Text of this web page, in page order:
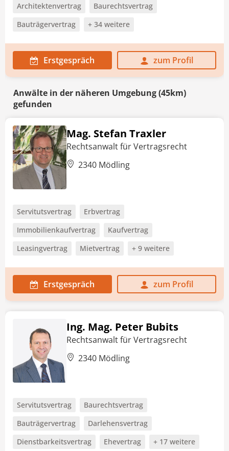
Architektenvertrag
Baurechtsvertrag
Bauträgervertrag
+ 34 weitere
Erstgespräch zum Profil
Anwälte in der näheren Umgebung (45km)
gefunden
Mag. Stefan Traxler
Rechtsanwalt für Vertragsrecht
2340 Mödling
Servitutsvertrag
Erbvertrag
Immobilienkaufvertrag
Kaufvertrag
Leasingvertrag
Mietvertrag + 9 weitere
Erstgespräch zum Profil
Ing. Mag. Peter Bubits
Rechtsanwalt für Vertragsrecht
2340 Mödling
Servitutsvertrag
Baurechtsvertrag
Bauträgervertrag
Darlehensvertrag
Dienstbarkeitsvertrag
Ehevertrag + 17 weitere